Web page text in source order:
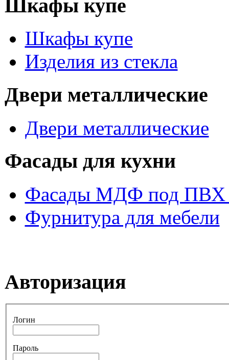
Шкафы купе
Шкафы купе
Изделия из стекла
Двери металлические
Двери металлические
Фасады для кухни
Фасады МДФ под ПВХ
Фурнитура для мебели
Авторизация
Логин
Пароль